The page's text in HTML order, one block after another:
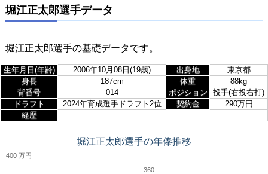
堀江正太郎選手データ
堀江正太郎選手の基礎データです。
生年月日(年齢) 2006年10月08日(19歳) 出身地
東京都
身長
187cm 体重
88kg
背番号
014 ポジション
投手(右投右打)
ドラフト
2024年育成選手ドラフト2位 契約金
290万円
経歴
堀江正太郎選手の年俸推移
360
400 万円